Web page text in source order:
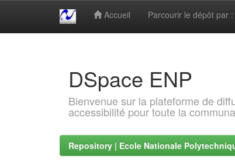
Accueil Parcourir le dépôt par :
DSpace ENP
Bienvenue sur la plateforme de
accessibilité pour toute la
Repository | Ecole Nationale